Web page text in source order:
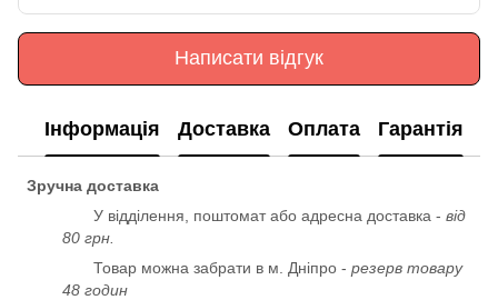
Написати відгук
Інформація Доставка Оплата Гарантія
Зручна доставка
У відділення, поштомат або адресна доставка - від
80 грн.
Товар можна забрати в м. Дніпро - резерв товару
48 годин